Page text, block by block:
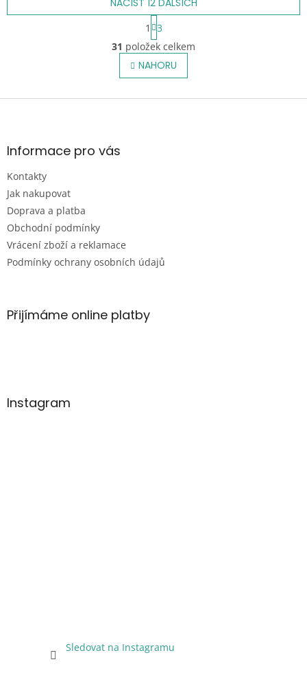
O
v
l
á
s
NAČÍST 12 DALŠÍCH
S
t
r
á
n
k
v
1
3
31 položek celkem
NAHORU
Z
aInformace pro vás
Kontakty
Jak nakupovat
Doprava a platba
Obchodní podmínky
Vrácení zboží a reklamace
Podmínky ochrany osobních údajů
Přijímáme online platby
Instagram
Sledovat na Instagramu